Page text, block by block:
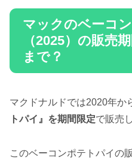
マックのベーコ
（2025）の販売
まで？
マクドナルドでは2020年か
トパイ』を期間限定で販売
このベーコンポテトパイの